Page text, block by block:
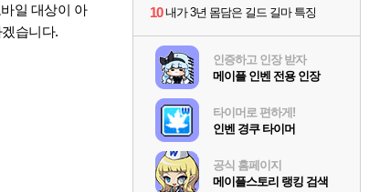
일 대상이 아
습니다.
10 내가 3년 몸담은 길드 길마 특징
인증하고 인장 받자
메이플 인벤 전용 인장
타이머로 편하게!
인벤 경쿠 타이머
공식 홈페이지
메이플스토리 랭킹 검색